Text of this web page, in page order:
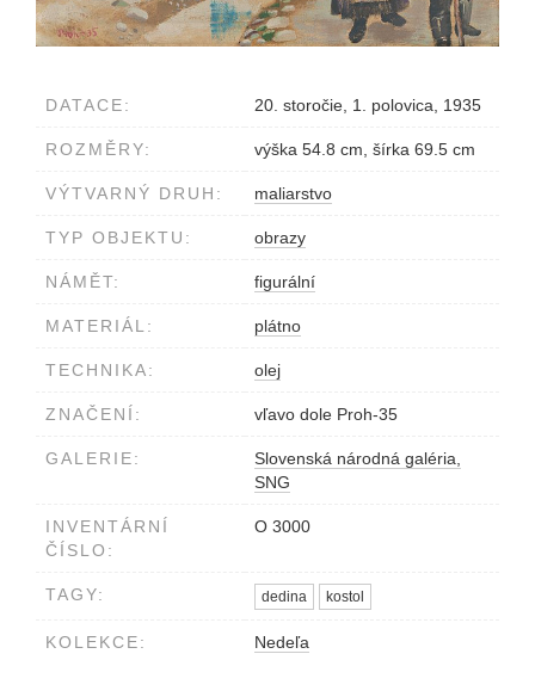
DATACE: 20. storočie, 1. polovica, 1935
ROZMĚRY: výška 54.8 cm, šírka 69.5 cm
VÝTVARNÝ DRUH: maliarstvo
TYP OBJEKTU: obrazy
NÁMĚT: figurální
MATERIÁL: plátno
TECHNIKA: olej
ZNAČENÍ: vľavo dole Proh-35
GALERIE:
Slovenská národná galéria,
SNG
INVENTÁRNÍ
ČÍSLO:
O 3000
TAGY: dedina kostol
KOLEKCE: Nedeľa